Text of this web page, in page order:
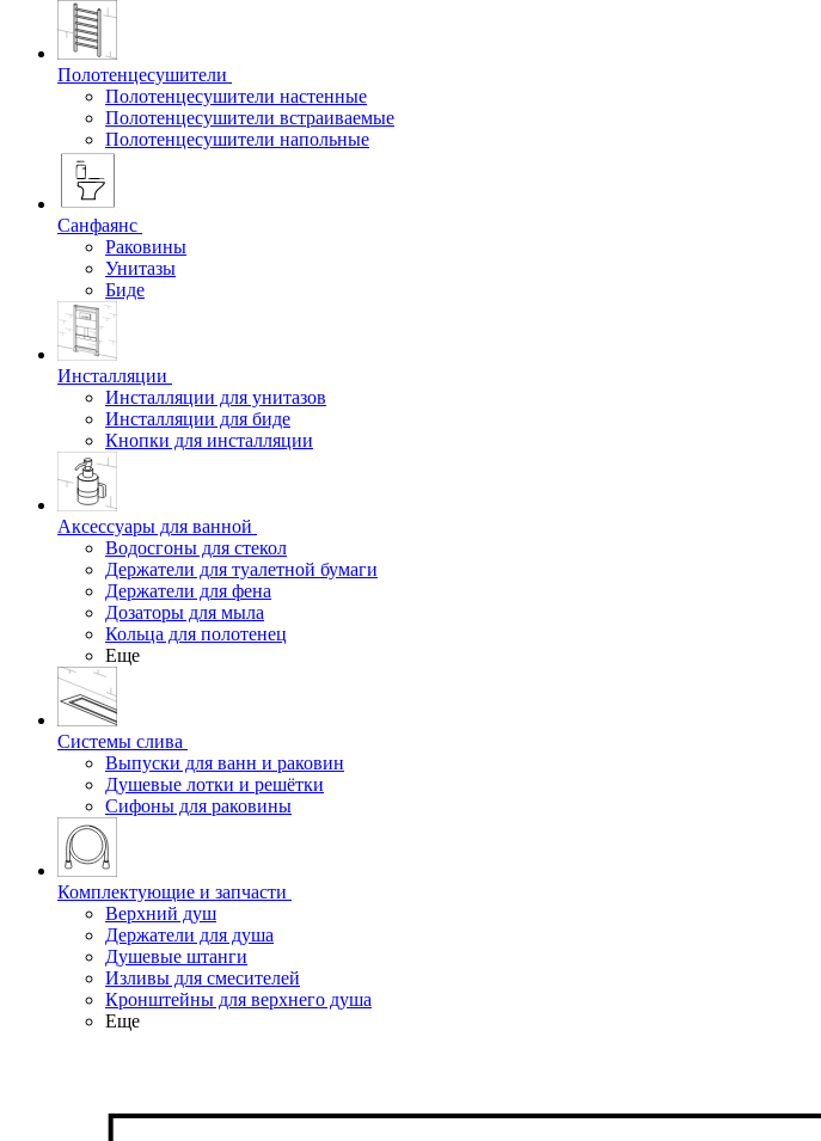
Полотенцесушители
Полотенцесушители настенные
Полотенцесушители встраиваемые
Полотенцесушители напольные
Санфаянс
Раковины
Унитазы
Биде
Инсталляции
Инсталляции для унитазов
Инсталляции для биде
Кнопки для инсталляции
Аксессуары для ванной
Водосгоны для стекол
Держатели для туалетной бумаги
Держатели для фена
Дозаторы для мыла
Кольца для полотенец
Еще
Системы слива
Выпуски для ванн и раковин
Душевые лотки и решётки
Сифоны для раковины
Комплектующие и запчасти
Верхний душ
Держатели для душа
Душевые штанги
Изливы для смесителей
Кронштейны для верхнего душа
Еще